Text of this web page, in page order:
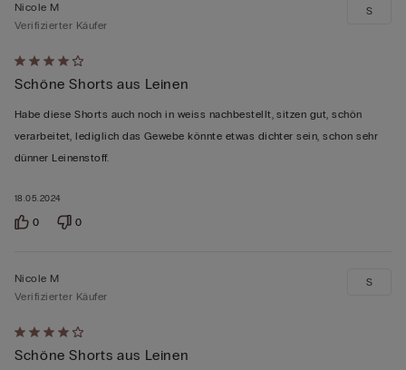
Mit
4
von
5
bewertet
18.05.2024
Nicole M
Verifizierter Käufer
Schöne Shorts aus Leinen
Habe diese Shorts auch noch in weiss nachbestellt, sitzen gut, schön
verarbeitet, lediglich das Gewebe könnte etwas dichter sein, schon sehr
dünner Leinenstoff.
S
0 0
Mit
4
Nicole M
Verifizierter Käufer
Schöne Shorts aus Leinen
S